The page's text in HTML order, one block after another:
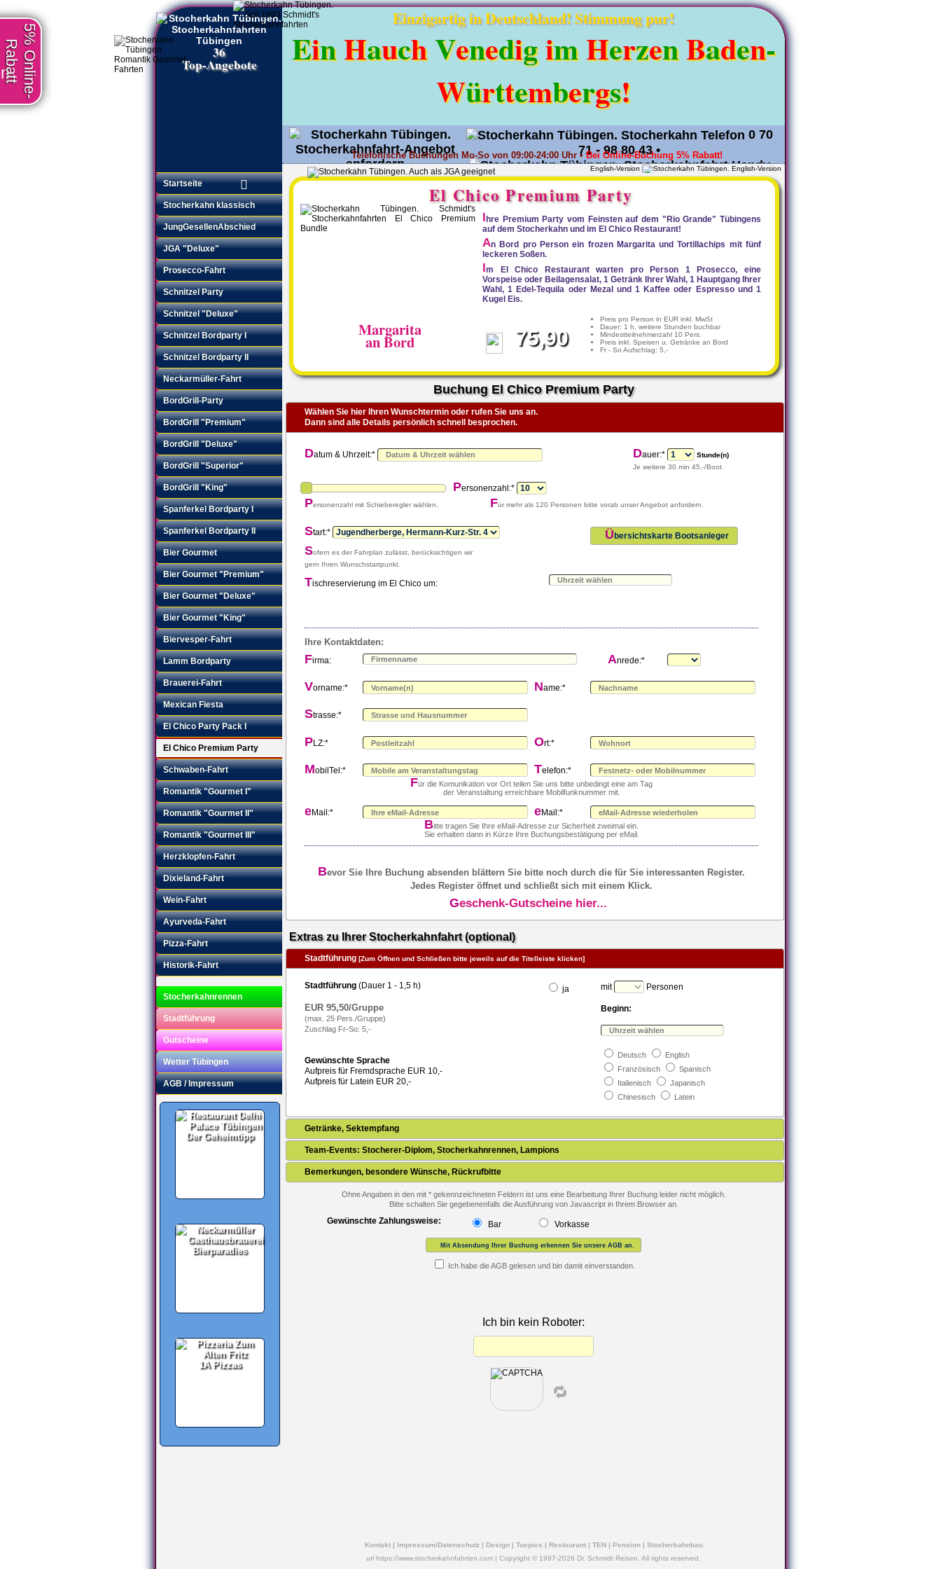
5% Online-
Rabatt 36
Top-Angebote
Einzigartig in Deutschland! Stimmung pur!
EinHauchVenedigimHerzenBaden-
Württembergs!
Angebot anfordern•
0 70
71 - 98 80 43•
0171 - 36 38 150
Telefonische Buchungen Mo-So von 09:00-24:00 Uhr • Bei Online-Buchung 5% Rabatt!
English-Version
Startseite
Stocherkahn klassisch
JungGesellenAbschied
JGA "Deluxe"
Prosecco-Fahrt
Schnitzel Party
Schnitzel "Deluxe"
Schnitzel Bordparty I
Schnitzel Bordparty II
Neckarmüller-Fahrt
BordGrill-Party
BordGrill "Premium"
BordGrill "Deluxe"
BordGrill "Superior"
BordGrill "King"
Spanferkel Bordparty I
Spanferkel Bordparty II
Bier Gourmet
Bier Gourmet "Premium"
Bier Gourmet "Deluxe"
Bier Gourmet "King"
Biervesper-Fahrt
Lamm Bordparty
Brauerei-Fahrt
Mexican Fiesta
El Chico Party Pack I
El Chico Premium Party
Schwaben-Fahrt
Romantik "Gourmet I"
Romantik "Gourmet II"
Romantik "Gourmet III"
Herzklopfen-Fahrt
Dixieland-Fahrt
Wein-Fahrt
Ayurveda-Fahrt
Pizza-Fahrt
Historik-Fahrt
Stocherkahnrennen
Stadtführung
Gutscheine
Wetter Tübingen
AGB / Impressum
Der Geheimtipp
Bierparadies
1A Pizzas
El Chico Premium Party
I hre Premium Party vom Feinsten auf dem "Rio Grande" Tübingens
auf dem Stocherkahn und im El Chico Restaurant!
An Bord pro Person ein frozen Margarita und Tortillachips mit fünf
leckeren Soßen.
Im El Chico Restaurant warten pro Person 1 Prosecco, eine
Vorspeise oder Beilagensalat, 1 Getränk Ihrer Wahl, 1 Hauptgang Ihrer
Wahl, 1 Edel-Tequila oder Mezal und 1 Kaffee oder Espresso und 1
Kugel Eis.
Margarita
an Bord
Preis pro Person in EUR inkl. MwSt
Dauer: 1 h, weitere Stunden buchbar
Mindestteilnehmerzahl 10 Pers.
Preis inkl. Speisen u. Getränke an Bord
Fr - So Aufschlag: 5,-
75,90
Buchung El Chico Premium Party
Wählen Sie hier Ihren Wunschtermin oder rufen Sie uns an.
Dann sind alle Details persönlich schnell besprochen.
Datum & Uhrzeit:* Dauer:*
Stunde(n)
Je weitere 30 min 45,-/Boot
Personenzahl:*
Personenzahl mit Schieberegler wählen. Für mehr als 120 Personen bitte vorab unser Angebot anfordern.
Start:* Ü bersichtskarte Bootsanleger
Sofern es der Fahrplan zulässt, berücksichtigen wir
gern Ihren Wunschstartpunkt.
Tischreservierung im El Chico um:
Ihre Kontaktdaten:
Firma: Anrede:*
Vorname:* Name:*
Strasse:*
PLZ:* Ort:*
MobilTel:* Telefon:*
Für die Komunikation vor Ort teilen Sie uns bitte unbedingt eine am Tag
der Veranstaltung erreichbare Mobilfunknummer mit.
eMail:* eMail:*
Bitte tragen Sie Ihre eMail-Adresse zur Sicherheit zweimal ein.
Sie erhalten dann in Kürze Ihre Buchungsbestätigung per eMail.
Bevor Sie Ihre Buchung absenden blättern Sie bitte noch durch die für Sie interessanten Register.
Jedes Register öffnet und schließt sich mit einem Klick.
Geschenk-Gutscheine hier...
Extras zu Ihrer Stocherkahnfahrt (optional)
Stadtführung[Zum Öffnen und Schließen bitte jeweils auf die Titelleiste klicken]
Stadtführung (Dauer 1 - 1,5 h)
EUR 95,50/Gruppe
(max. 25 Pers./Gruppe)
Zuschlag Fr-So: 5,-
Gewünschte Sprache
Aufpreis für Fremdsprache EUR 10,-
Aufpreis für Latein EUR 20,-
ja mit Personen
Beginn:
Deutsch
English
Französisch
Spanisch
Italienisch
Japanisch
Chinesisch
Latein
Getränke, Sektempfang
Team-Events: Stocherer-Diplom, Stocherkahnrennen, Lampions
Bemerkungen, besondere Wünsche, Rückrufbitte
Ohne Angaben in den mit * gekennzeichneten Feldern ist uns eine Bearbeitung Ihrer Buchung leider nicht möglich.
Bitte schalten Sie gegebenenfalls die Ausführung von Javascript in Ihrem Browser an.
Gewünschte Zahlungsweise: Bar Vorkasse
Mit Absendung Ihrer Buchung erkennen Sie unsere AGB an.
Ich habe die AGB gelesen und bin damit einverstanden.
Ich bin kein Roboter:
🔁
Kontakt| Impressum/Datenschutz| Design| Tuepics | Restaurant| TEN| Pension| Stocherkahnbau
url https://www.stocherkahnfahrten.com | Copyright © 1997-2026 Dr. Schmidt Reisen. All rights reserved.